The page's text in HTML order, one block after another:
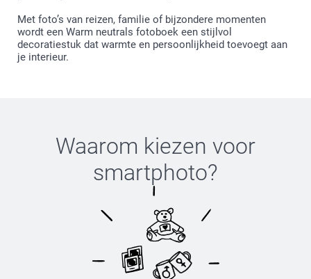
Met foto’s van reizen, familie of bijzondere momenten
wordt een Warm neutrals fotoboek een stijlvol
decoratiestuk dat warmte en persoonlijkheid toevoegt aan
je interieur.
Waarom kiezen voor
smartphoto?